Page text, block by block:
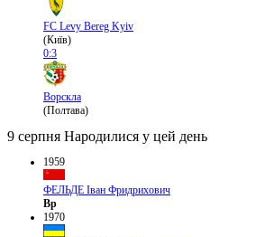
FC Levy Bereg Kyiv
(Київ)
0:3
Ворскла
(Полтава)
9 серпня Народилися у цей день
1959
ФЕЛЬДЕ Іван Фридрихович
Вр
1970